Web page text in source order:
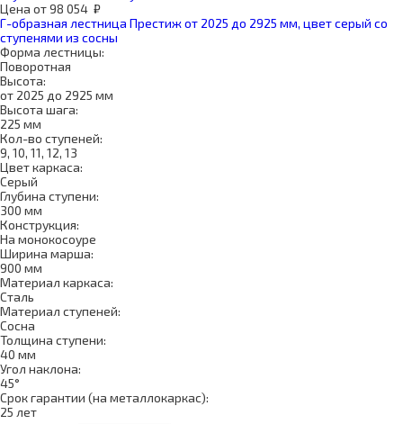
Цена от98 054 ₽
Г-образная лестница Престиж от 2025 до 2925 мм, цвет серый со
ступенями из сосны
Форма лестницы:
Поворотная
Высота:
от 2025 до 2925 мм
Высота шага:
225 мм
Кол-во ступеней:
9, 10, 11, 12, 13
Цвет каркаса:
Серый
Глубина ступени:
300 мм
Конструкция:
На монокосоуре
Ширина марша:
900 мм
Материал каркаса:
Сталь
Материал ступеней:
Сосна
Толщина ступени:
40 мм
Угол наклона:
45°
Срок гарантии (на металлокаркас):
25 лет